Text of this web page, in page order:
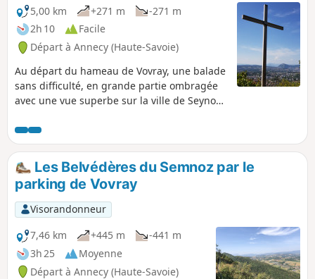
5,00 km
+271 m
-271 m
2h 10
Facile
Départ à Annecy (Haute-Savoie)
Au départ du hameau de Vovray, une balade
sans difficulté, en grande partie ombragée
avec une vue superbe sur la ville de Seynod
Les Belvédères du Semnoz par le
parking de Vovray
Visorandonneur
7,46 km
+445 m
-441 m
3h 25
Moyenne
Départ à Annecy (Haute-Savoie)